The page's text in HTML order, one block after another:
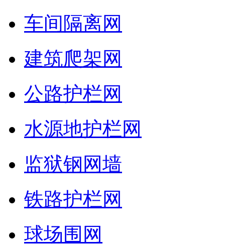
车间隔离网
建筑爬架网
公路护栏网
水源地护栏网
监狱钢网墙
铁路护栏网
球场围网